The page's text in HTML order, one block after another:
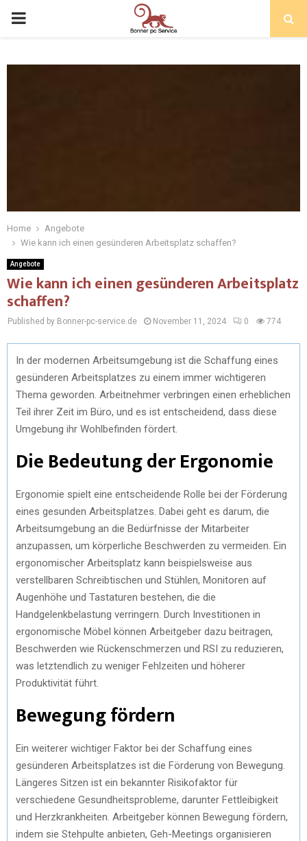
Home
Angebote
Wie kann ich einen gesünderen Arbeitsplatz schaffen?
Angebote
Wie kann ich einen gesünderen Arbeitsplatz
schaffen?
Published by Bonner-pc-service.de November 11, 2024 0 774
In der modernen Arbeitsumgebung ist die Schaffung eines
gesünderen Arbeitsplatzes zu einem immer wichtigeren
Thema geworden. Arbeitnehmer verbringen einen erheblichen
Teil ihrer Zeit im Büro, und es ist entscheidend, dass diese
Umgebung ihr Wohlbefinden fördert.
Die Bedeutung der Ergonomie
Ergonomie spielt eine entscheidende Rolle bei der Förderung
eines gesunden Arbeitsplatzes. Dabei geht es darum, die
Arbeitsumgebung an die Bedürfnisse der Mitarbeiter
anzupassen, um körperliche Beschwerden zu vermeiden. Ein
ergonomischer Arbeitsplatz kann beispielsweise aus
verstellbaren Schreibtischen und Stühlen, Monitoren auf
Augenhöhe und Tastaturen bestehen, die die
Handgelenkbelastung verringern. Durch Investitionen in
ergonomische Möbel können Arbeitgeber dazu beitragen,
Beschwerden wie Rückenschmerzen und RSI zu reduzieren,
was letztendlich zu weniger Fehlzeiten und höherer
Produktivität führt.
Bewegung fördern
Ein weiterer wichtiger Faktor bei der Schaffung eines
gesünderen Arbeitsplatzes ist die Förderung von Bewegung.
Längeres Sitzen ist ein bekannter Risikofaktor für
verschiedene Gesundheitsprobleme, darunter Fettleibigkeit
und Herzkrankheiten. Arbeitgeber können Bewegung fördern,
indem sie Stehpulte anbieten, Geh-Meetings organisieren